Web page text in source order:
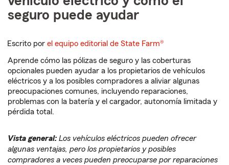
seguro puede ayudar
Escrito porel equipo editorial de State Farm®
Aprende cómo las pólizas de seguro y las coberturas
opcionales pueden ayudar a los propietarios de vehículos
eléctricos y a los posibles compradores a aliviar algunas
preocupaciones comunes, incluyendo reparaciones,
problemas con la batería y el cargador, autonomía limitada y
pérdida total.
Vista general: Los vehículos eléctricos pueden ofrecer
algunas ventajas, pero los propietarios y posibles
compradores a veces pueden preocuparse por reparaciones